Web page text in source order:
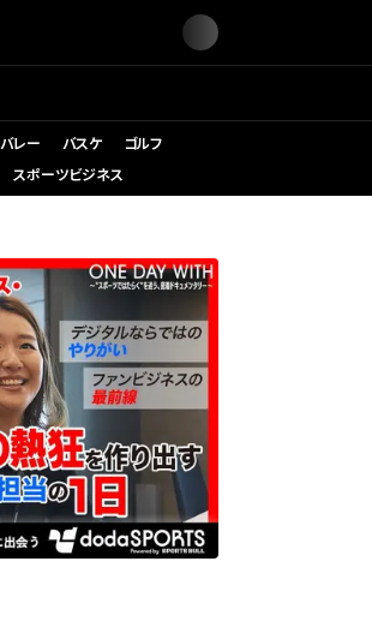
バレー バスケ
ゴルフ
スポーツビジネス